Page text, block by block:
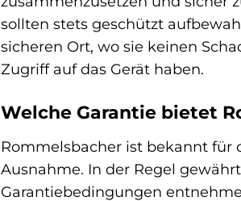
sollten stets geschützt
sicheren Ort, wo sie keinen
Zugriff auf das Gerät haben.
Welche Garantie bietet
Rommelsbacher ist bekannt für
Ausnahme. In der Regel
Garantiebedingungen